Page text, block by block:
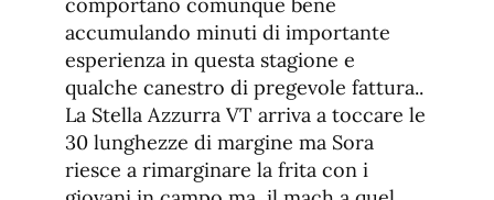
comportano comunque bene
accumulando minuti di importante
esperienza in questa stagione e
qualche canestro di pregevole fattura..
La Stella Azzurra VT arriva a toccare le
30 lunghezze di margine ma Sora
riesce a rimarginare la frita con i